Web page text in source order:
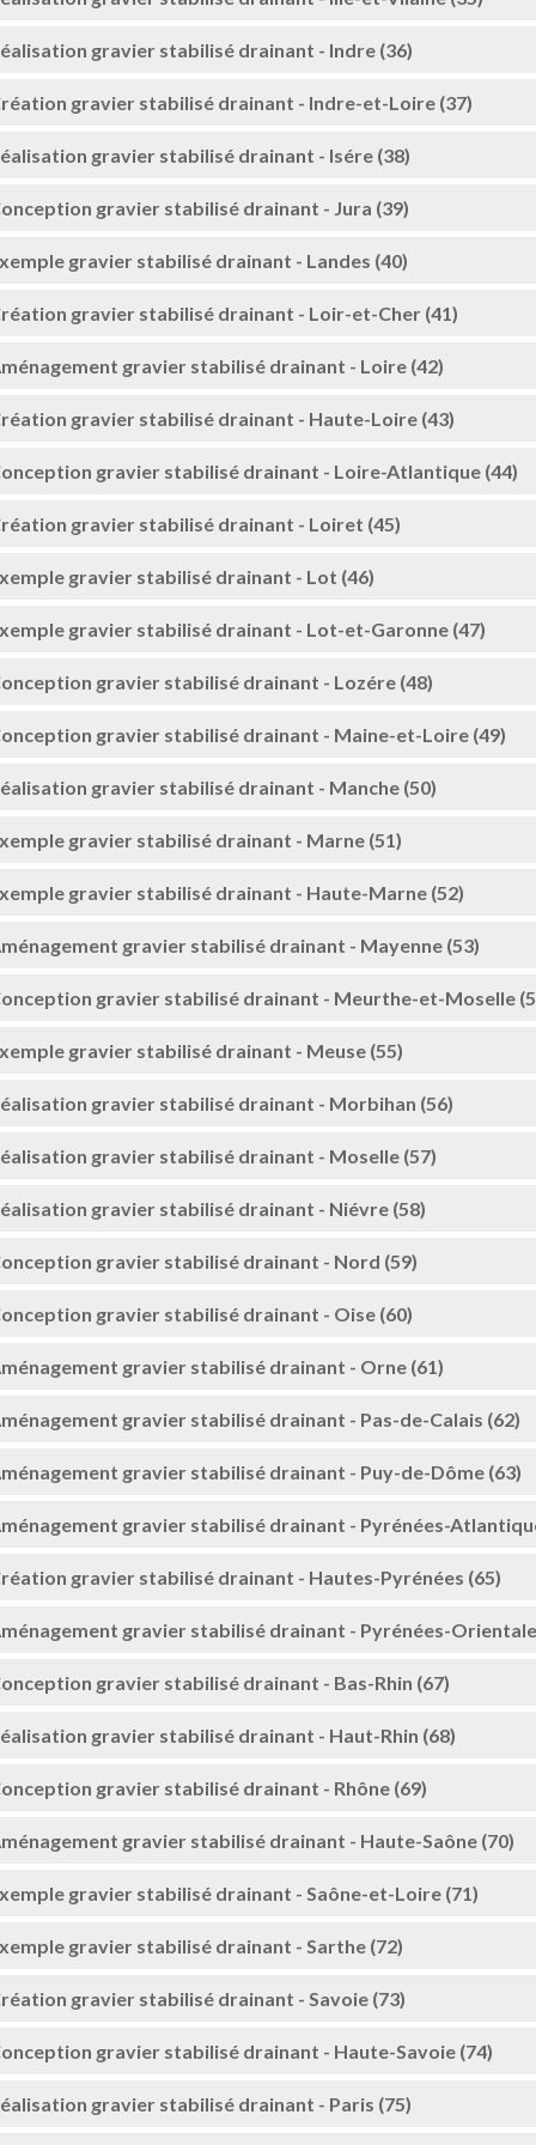
gravier stabilisé drainant - Indre (36)
gravier stabilisé drainant - Indre-et-Loire (37)
gravier stabilisé drainant - Isére (38)
gravier stabilisé drainant - Jura (39)
gravier stabilisé drainant - Landes (40)
gravier stabilisé drainant - Loir-et-Cher (41)
gravier stabilisé drainant - Loire (42)
gravier stabilisé drainant - Haute-Loire (43)
gravier stabilisé drainant - Loire-Atlantique (44)
gravier stabilisé drainant - Loiret (45)
gravier stabilisé drainant - Lot (46)
gravier stabilisé drainant - Lot-et-Garonne (47)
gravier stabilisé drainant - Lozére (48)
gravier stabilisé drainant - Maine-et-Loire (49)
gravier stabilisé drainant - Manche (50)
gravier stabilisé drainant - Marne (51)
gravier stabilisé drainant - Haute-Marne (52)
gravier stabilisé drainant - Mayenne (53)
gravier stabilisé drainant - Meurthe-et-Moselle
gravier stabilisé drainant - Meuse (55)
gravier stabilisé drainant - Morbihan (56)
gravier stabilisé drainant - Moselle (57)
gravier stabilisé drainant - Niévre (58)
gravier stabilisé drainant - Nord (59)
gravier stabilisé drainant - Oise (60)
gravier stabilisé drainant - Orne (61)
gravier stabilisé drainant - Pas-de-Calais (62)
gravier stabilisé drainant - Puy-de-Dôme (63)
gravier stabilisé drainant - Pyrénées-
gravier stabilisé drainant - Hautes-Pyrénées (65)
gravier stabilisé drainant - Pyrénées-
gravier stabilisé drainant - Bas-Rhin (67)
gravier stabilisé drainant - Haut-Rhin (68)
gravier stabilisé drainant - Rhône (69)
gravier stabilisé drainant - Haute-Saône (70)
gravier stabilisé drainant - Saône-et-Loire (71)
gravier stabilisé drainant - Sarthe (72)
gravier stabilisé drainant - Savoie (73)
gravier stabilisé drainant - Haute-Savoie (74)
gravier stabilisé drainant - Paris (75)